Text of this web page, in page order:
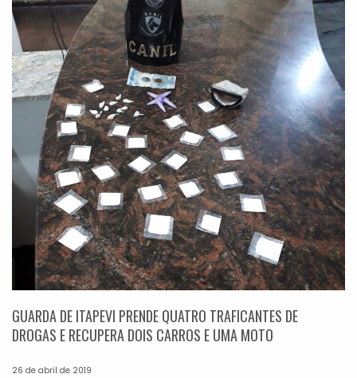
GUARDA DE ITAPEVI PRENDE QUATRO TRAFICANTES DE
DROGAS E RECUPERA DOIS CARROS E UMA MOTO
26 de abril de 2019